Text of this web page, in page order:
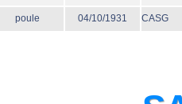
poule 04/10/1931 CASG